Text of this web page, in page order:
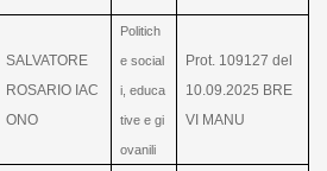
SALVATORE
ROSARIO IAC
ONO
Politich
e social
i, educa
tive e gi
ovanili
Prot. 109127 del
10.09.2025 BRE
VI MANU